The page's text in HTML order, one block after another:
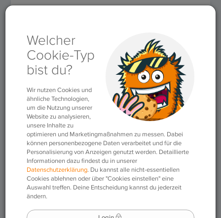
Für Lehrkräfte» Themen Bildungssystem»Episode 6:
Distanzunterricht und saLzH – Digitale Lerntools
Episode 6:
Distanzunterricht und
saLzH – Digitale
Lerntools
15.02.2021
Didaktik